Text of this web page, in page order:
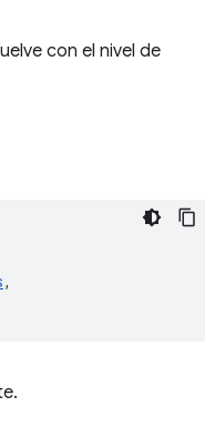
con el nivel de
,